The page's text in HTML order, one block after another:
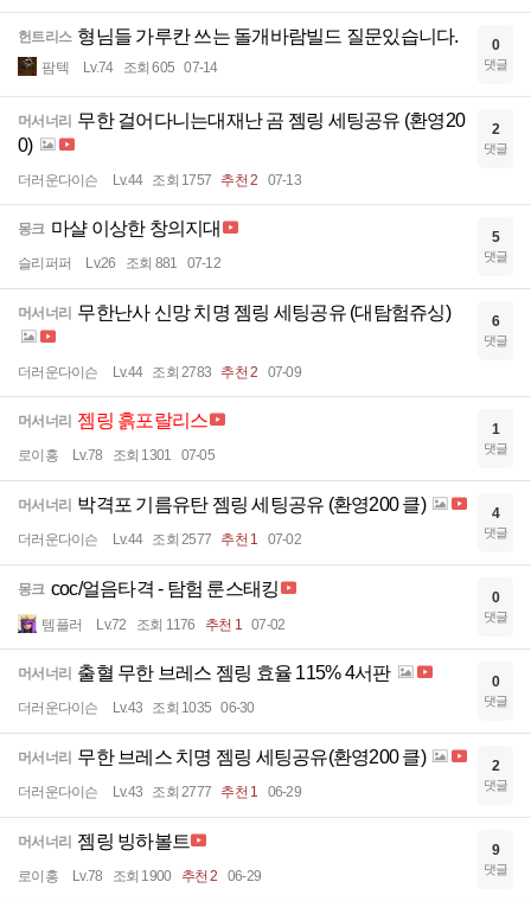
헌트리스 형님들 가루칸 쓰는 돌개바람빌드 질문있습니다.
팜텍 Lv.74 조회 605 07-14
0
댓글
머서너리 무한 걸어다니는대재난 곰 젬링 세팅공유 (환영20
0)
더러운다이슨 Lv.44 조회 1757 추천 2 07-13
2
댓글
몽크 마샬 이상한 창의지대
슬리퍼퍼 Lv.26 조회 881 07-12
5
댓글
머서너리 무한난사 신망 치명 젬링 세팅공유 (대탐험쥬싱)
더러운다이슨 Lv.44 조회 2783 추천 2 07-09
6
댓글
머서너리 젬링 흙포랄리스
로이홍 Lv.78 조회 1301 07-05
1
댓글
머서너리 박격포 기름유탄 젬링 세팅공유 (환영200 클)
더러운다이슨 Lv.44 조회 2577 추천 1 07-02
4
댓글
몽크 coc/얼음타격 - 탐험 룬스태킹
템플러 Lv.72 조회 1176 추천 1 07-02
0
댓글
머서너리 출혈 무한 브레스 젬링 효율 115% 4서판
더러운다이슨 Lv.43 조회 1035 06-30
0
댓글
머서너리 무한 브레스 치명 젬링 세팅공유(환영200 클)
더러운다이슨 Lv.43 조회 2777 추천 1 06-29
2
댓글
머서너리 젬링 빙하볼트
로이홍 Lv.78 조회 1900 추천 2 06-29
9
댓글